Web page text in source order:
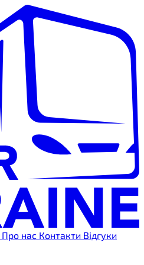
Про нас Контакти Відгуки